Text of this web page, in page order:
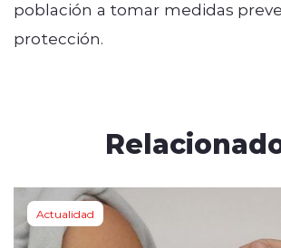
población a tomar medidas
protección.
Actualidad